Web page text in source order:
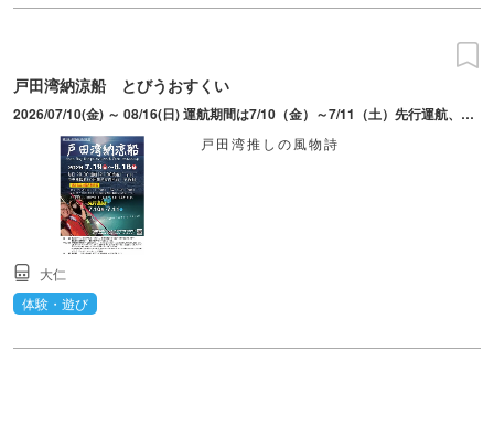
戸田湾納涼船 とびうおすくい
2026/07/10(金) ～ 08/16(日) 運航期間は7/10（金）～7/11（土）先行運航、7/19（日）～8/16（日）。6/22より戸田観光協会ホームページイベントフォームより申込。予約日の19:50までに中央桟橋乗船乗り場に集合。
戸田湾推しの風物詩
大仁
体験・遊び